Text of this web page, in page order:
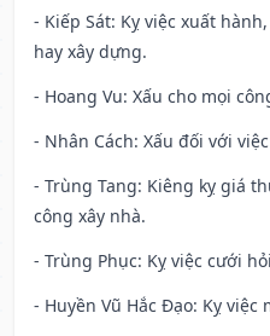
- Kiếp Sát: Kỵ việc xuất
hay xây dựng.
- Hoang Vu: Xấu cho mọi
- Nhân Cách: Xấu đối với
- Trùng Tang: Kiêng kỵ giá
công xây nhà.
- Trùng Phục: Kỵ việc cưới
- Huyền Vũ Hắc Đạo: Kỵ việc